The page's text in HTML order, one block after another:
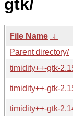
gtk/
File Name ↓
Parent directory/
timidity++-gtk-
timidity++-gtk-
timidity++-gtk-